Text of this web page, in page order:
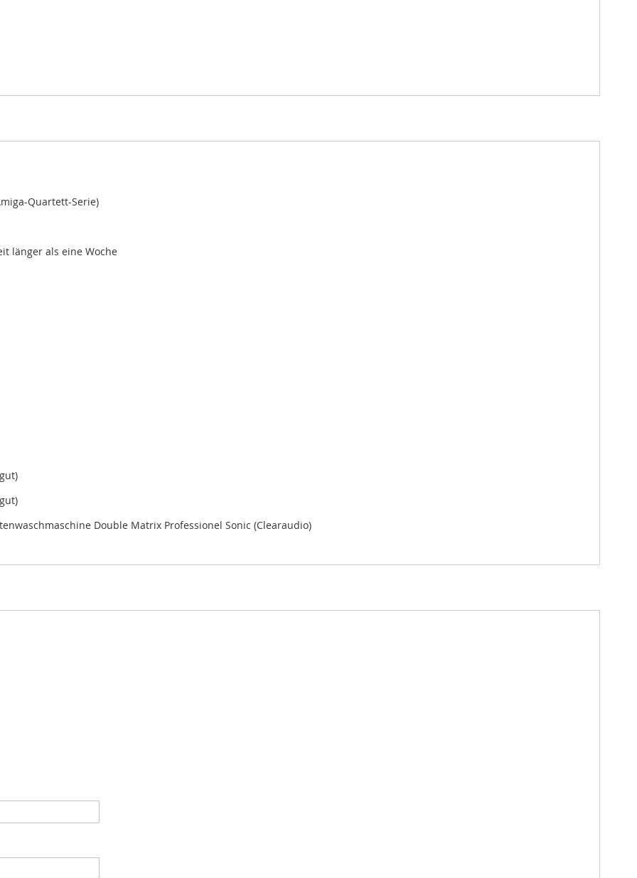
Quartett-Serie)
länger als eine Woche
Double Matrix Professionel Sonic (Clearaudio)